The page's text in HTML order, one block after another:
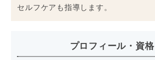
セルフケアも指導します。
プロフィール・資格